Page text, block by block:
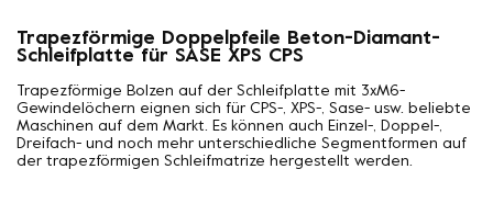
Trapezförmige Doppelpfeile Beton-Diamant-
Schleifplatte für SASE XPS CPS
Trapezförmige Bolzen auf der Schleifplatte mit 3xM6-
Gewindelöchern eignen sich für CPS-, XPS-, Sase- usw. beliebte
Maschinen auf dem Markt. Es können auch Einzel-, Doppel-,
Dreifach- und noch mehr unterschiedliche Segmentformen auf
der trapezförmigen Schleifmatrize hergestellt werden.